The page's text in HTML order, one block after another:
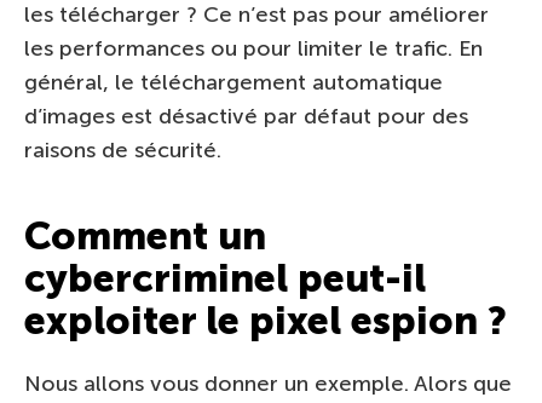
les télécharger ? Ce n’est pas pour améliorer
les performances ou pour limiter le trafic. En
général, le téléchargement automatique
d’images est désactivé par défaut pour des
raisons de sécurité.
Comment un
cybercriminel peut-il
exploiter le pixel espion ?
Nous allons vous donner un exemple. Alors que